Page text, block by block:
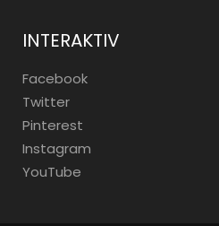
INTERAKTIV
Facebook
Twitter
Pinterest
Instagram
YouTube